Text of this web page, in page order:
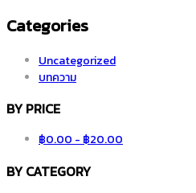
Categories
Uncategorized
บทความ
BY PRICE
฿0.00-฿20.00
BY CATEGORY